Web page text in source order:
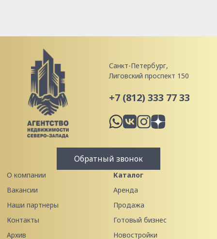
Санкт-Петербург,
Лиговский проспект 150
+7 (812) 333 77 33
Обратный звонок
О компании
Вакансии
Наши партнеры
Контакты
Архив
Каталог
Аренда
Продажа
Готовый бизнес
Новостройки